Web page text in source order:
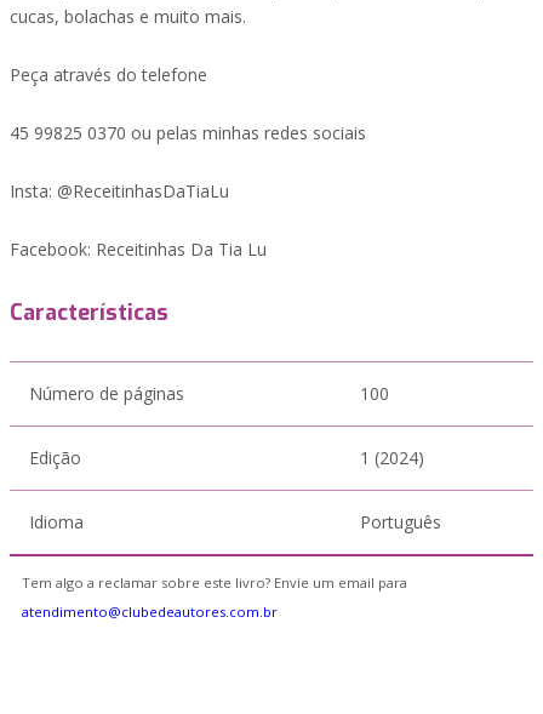
cucas, bolachas e muito mais.
Peça através do telefone
45 99825 0370 ou pelas minhas redes sociais
Insta: @ReceitinhasDaTiaLu
Facebook: Receitinhas Da Tia Lu
Características
Número de páginas 100
Edição 1 (2024)
Idioma Português
Tem algo a reclamar sobre este livro? Envie um email para
atendimento@clubedeautores.com.br